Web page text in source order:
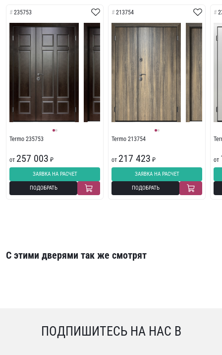
235753
Termo 235753
от 257 003 ₽
ЗАЯВКА НА РАСЧЕТ
ПОДОБРАТЬ
213754
Termo 213754
от 217 423 ₽
ЗАЯВКА НА РАСЧЕТ
ПОДОБРАТЬ
от
С этими дверями так же смотрят
ПОДПИШИТЕСЬ НА НАС В